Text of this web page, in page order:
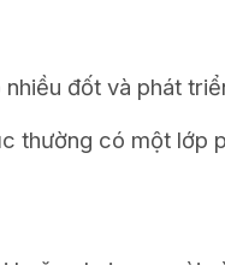
đốt và phát
thường có một lớp